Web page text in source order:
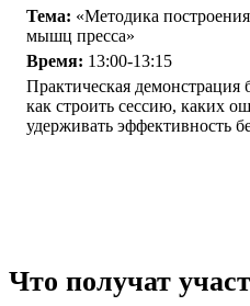
Тема: «Методика
мышц пресса»
Время: 13:00-13:15
Практическая демонстрация
как строить сессию, каких
удерживать эффективность
Что получат